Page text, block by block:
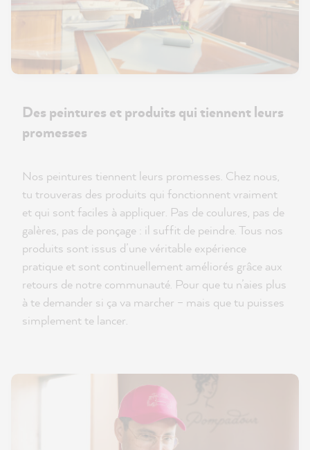
Des peintures et produits qui tiennent leurs
promesses
Nos peintures tiennent leurs promesses. Chez nous,
tu trouveras des produits qui fonctionnent vraiment
et qui sont faciles à appliquer. Pas de coulures, pas de
galères, pas de ponçage : il suffit de peindre. Tous nos
produits sont issus d’une véritable expérience
pratique et sont continuellement améliorés grâce aux
retours de notre communauté. Pour que tu n’aies plus
à te demander si ça va marcher – mais que tu puisses
simplement te lancer.